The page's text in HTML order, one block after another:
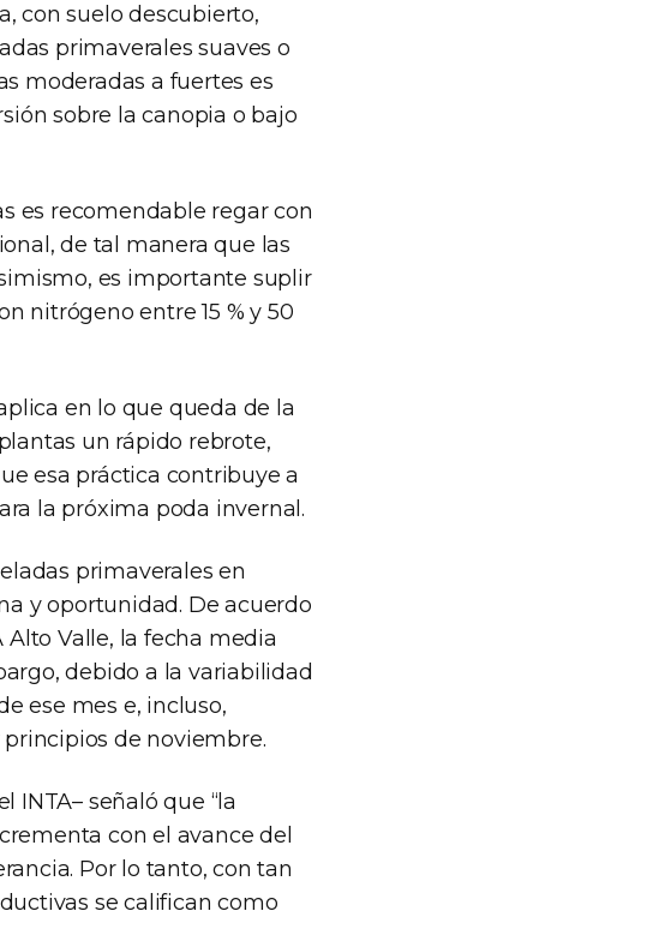
con suelo descubierto,
primaverales suaves o
moderadas a fuertes es
sobre la canopia o bajo
es recomendable regar con
de tal manera que las
es importante suplir
nitrógeno entre 15 % y 50
en lo que queda de la
un rápido rebrote,
esa práctica contribuye a
la próxima poda invernal.
primaverales en
y oportunidad. De acuerdo
Valle, la fecha media
debido a la variabilidad
ese mes e, incluso,
de noviembre.
señaló que “la
con el avance del
Por lo tanto, con tan
se califican como